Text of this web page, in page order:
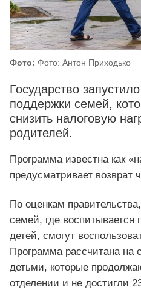
Фото: Фото: Антон Приходько
Государство
поддержки семей,
снизить налоговую
родителей.
Программа известна как
предусматривает возврат
По оценкам
семей, где
детей, смогут
Программа рассчитана на
детьми, которые
отделении и не достигли